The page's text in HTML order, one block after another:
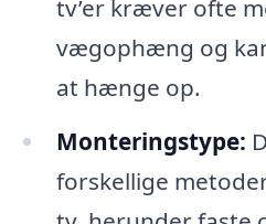
tv’er kræver ofte
vægophæng og
at hænge op.
Monteringstype:
forskellige